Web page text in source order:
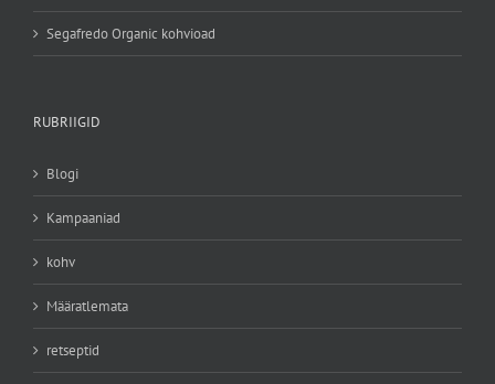
Segafredo Organic kohvioad
RUBRIIGID
Blogi
Kampaaniad
kohv
Määratlemata
retseptid